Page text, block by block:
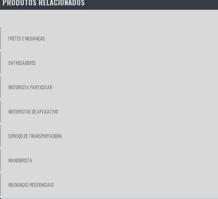
FRETES E MUDANÇAS
ENTREGADORES
MOTORISTA PARTICULAR
MOTORISTAS DE APLICATIVO
SERVIÇO DE TRANSPORTADORA
MANOBRISTA
MUDANÇAS RESIDENCIAIS